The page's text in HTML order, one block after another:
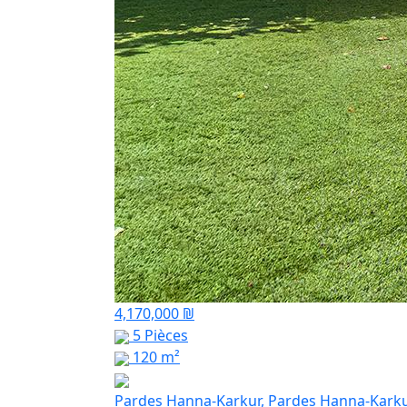
4,170,000 ₪
5 Pièces
120 m²
Pardes Hanna-Karkur, Pardes Hanna-